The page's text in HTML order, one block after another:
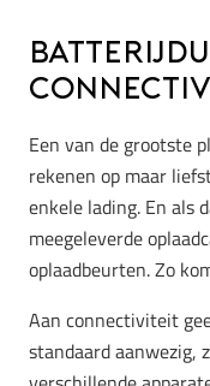
Een van de grootste
rekenen op maar
enkele lading. En als
meegeleverde
oplaadbeurten. Zo
Aan connectiviteit
standaard aanwezig,